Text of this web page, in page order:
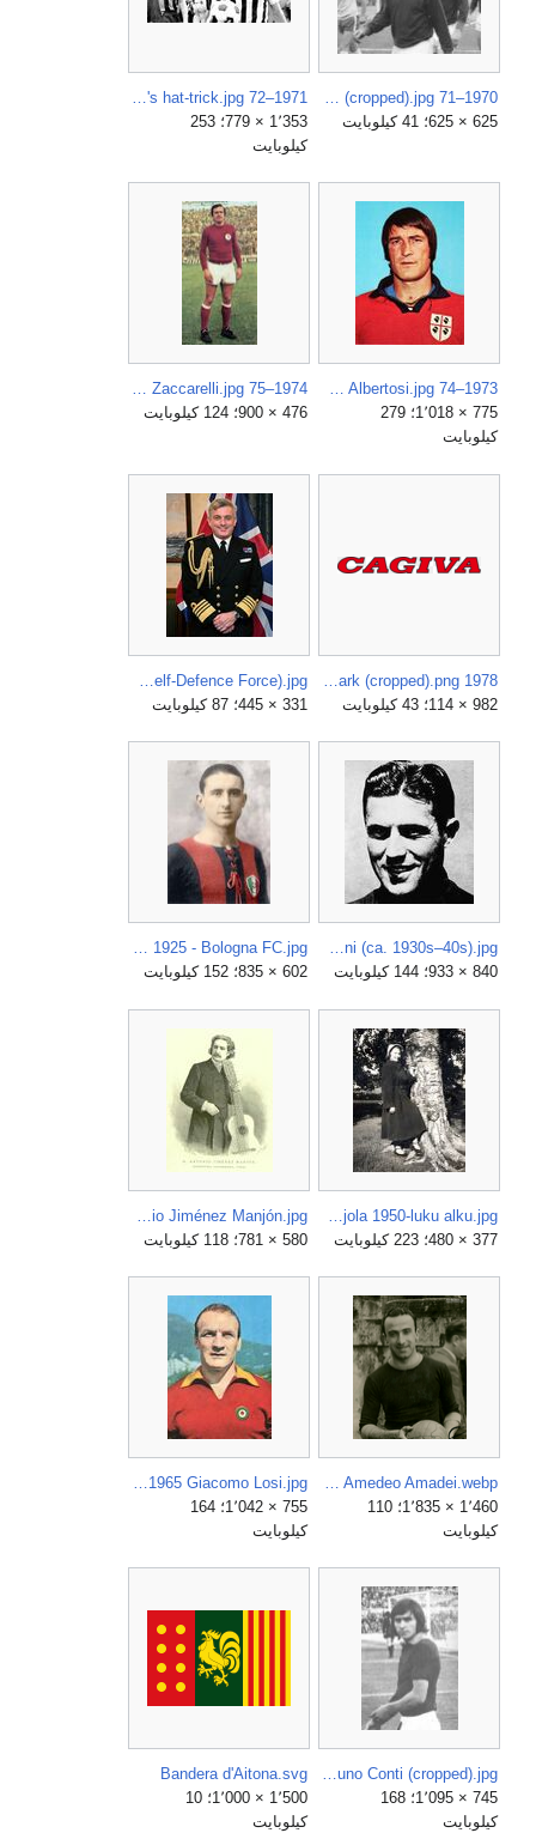
625 × 625؛ 41 كيلوبايت
1٬353 × 779؛ 253
كيلوبايت
1973–74 Cagliari Calcio - Enrico Albertosi.jpg
775 × 1٬018؛ 279
كيلوبايت
1974–75 AC Torino - Renato Zaccarelli.jpg
476 × 900؛ 124 كيلوبايت
982 × 114؛ 43 كيلوبايت
331 × 445؛ 87 كيلوبايت
Alfredo Foni (ca. 1930s–40s).jpg
840 × 933؛ 144 كيلوبايت
Angelo Schiavio - 1925 - Bologna FC.jpg
602 × 835؛ 152 كيلوبايت
377 × 480؛ 223 كيلوبايت
580 × 781؛ 118 كيلوبايت
1٬460 × 1٬835؛ 110
كيلوبايت
755 × 1٬042؛ 164
كيلوبايت
AS Roma 1974-02-10 Bruno Conti (cropped).jpg
745 × 1٬095؛ 168
كيلوبايت
Bandera d'Aitona.svg
1٬500 × 1٬000؛ 10
كيلوبايت